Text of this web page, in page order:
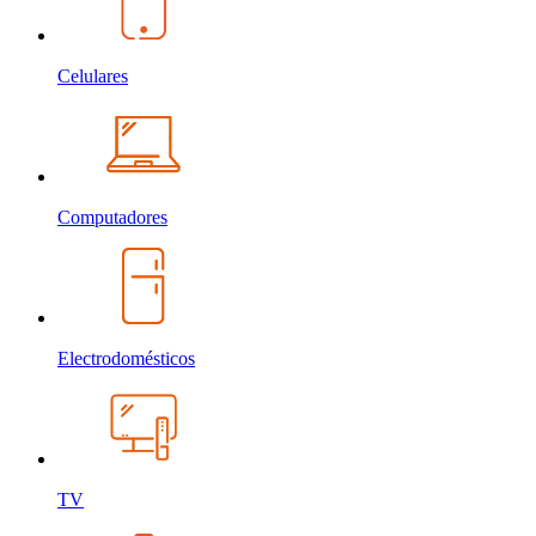
Celulares
Computadores
Electrodomésticos
TV